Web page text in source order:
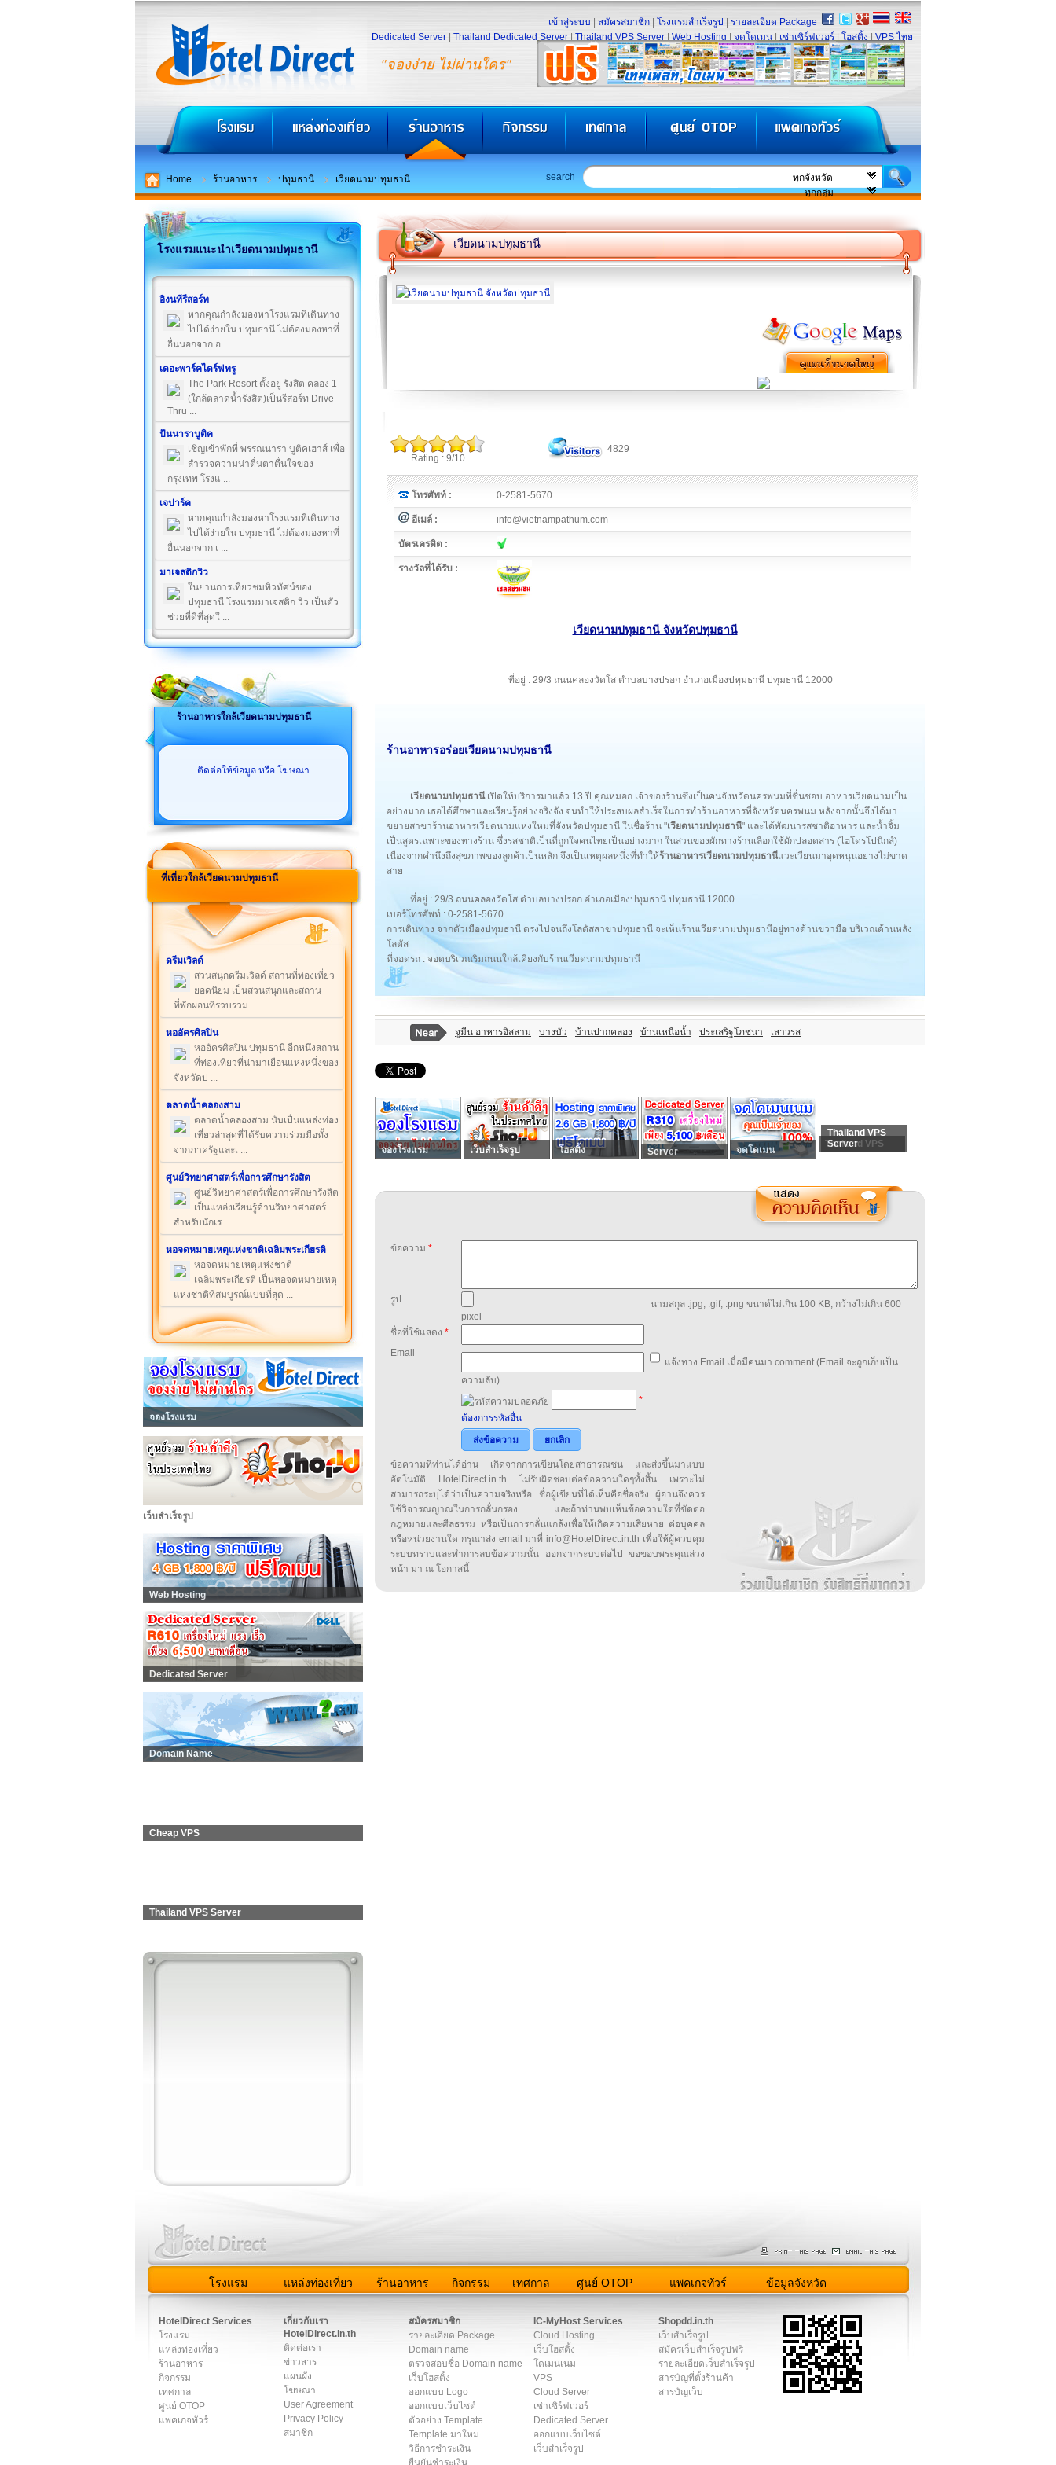
"จองง่าย ไม่ผ่านใคร"
เข้าสู่ระบบ สมัครสมาชิก โรงแรมสำเร็จรูป
รายละเอียด Package
Dedicated Server
Thailand Dedicated Server Thailand VPS Server Web Hosting จดโดเมน เช่าเซิร์ฟเวอร์ โฮสติ้ง VPS ไทย
Home ร้านอาหาร ปทุมธานี เวียดนามปทุมธานี search
โรงแรมแนะนำเวียดนามปทุมธานี
อิงนทีรีสอร์ท
หากคุณกำลังมองหาโรงแรมที่เดินทาง
ไปได้ง่ายใน ปทุมธานี ไม่ต้องมองหาที่
อื่นนอกจาก อ ...
เดอะพาร์คไดร์ฟทรู
The Park Resort ตั้งอยู่ รังสิต คลอง 1
(ใกล้ตลาดน้ำรังสิต)เป็นรีสอร์ท Drive-
Thru ...
ปันนาราบูติค
เชิญเข้าพักที่ พรรณนารา บูติคเฮาส์ เพื่อ
สำรวจความน่าตื่นตาตื่นใจของ
กรุงเทพ โรงแ ...
เจปาร์ค
หากคุณกำลังมองหาโรงแรมที่เดินทาง
ไปได้ง่ายใน ปทุมธานี ไม่ต้องมองหาที่
อื่นนอกจาก เ ...
มาเจสติกวิว
ในย่านการเที่ยวชมทิวทัศน์ของ
ปทุมธานี โรงแรมมาเจสติก วิว เป็นตัว
ช่วยที่ดีที่สุดใ ...
ร้านอาหารใกล้เวียดนามปทุมธานี
ติดต่อให้ข้อมูล หรือ โฆษณา
ที่เที่ยวใกล้เวียดนามปทุมธานี
ดรีมเวิลด์
สวนสนุกดรีมเวิลด์ สถานที่ท่องเที่ยว
ยอดนิยม เป็นสวนสนุกและสถาน
ที่พักผ่อนที่รวบรวม ...
หออัครศิลปิน
หออัครศิลปิน ปทุมธานี อีกหนึ่งสถาน
ที่ท่องเที่ยวที่น่ามาเยือนแห่งหนึ่งของ
จังหวัดป ...
ตลาดน้ำคลองสาม
ตลาดน้ำคลองสาม นับเป็นแหล่งท่อง
เที่ยวล่าสุดที่ได้รับความร่วมมือทั้ง
จากภาครัฐและเ ...
ศูนย์วิทยาศาสตร์เพื่อการศึกษารังสิต
ศูนย์วิทยาศาสตร์เพื่อการศึกษารังสิต
เป็นแหล่งเรียนรู้ด้านวิทยาศาสตร์
สำหรับนักเร ...
หอจดหมายเหตุแห่งชาติเฉลิมพระเกียรติ
หอจดหมายเหตุแห่งชาติ
เฉลิมพระเกียรติ เป็นหอจดหมายเหตุ
แห่งชาติที่สมบูรณ์แบบที่สุด ...
จองโรงแรม
เว็บสำเร็จรูป
Web Hosting
Dedicated Server
Domain Name
Cheap VPS
Thailand VPS Server
เวียดนามปทุมธานี
Rating : 9/10
4829
โทรศัพท์ : 0-2581-5670
อีเมล์ : info@vietnampathum.com
บัตรเครดิต :
รางวัลที่ได้รับ :
เวียดนามปทุมธานี จังหวัดปทุมธานี
ที่อยู่ : 29/3 ถนนคลองวัดโส ตำบลบางปรอก อำเภอเมืองปทุมธานี ปทุมธานี 12000
ร้านอาหารอร่อยเวียดนามปทุมธานี
เวียดนามปทุมธานีเปิดให้บริการมาแล้ว 13 ปี คุณหมอก เจ้าของร้านซึ่งเป็นคนจังหวัดนครพนมที่ชื่นชอบ อาหารเวียดนามเป็น
อย่างมาก เธอได้ศึกษาและเรียนรู้อย่างจริงจัง จนทำให้ประสบผลสำเร็จในการทำร้านอาหารที่จังหวัดนครพนม หลังจากนั้นจึงได้มา
ขยายสาขาร้านอาหารเวียดนามแห่งใหม่ที่จังหวัดปทุมธานี ในชื่อร้าน "เวียดนามปทุมธานี" และได้พัฒนารสชาติอาหาร และน้ำจิ้ม
เป็นสูตรเฉพาะของทางร้าน ซึ่งรสชาติเป็นที่ถูกใจคนไทยเป็นอย่างมาก ในส่วนของผักทางร้านเลือกใช้ผักปลอดสาร (ไฮโดรโปนิกส์)
เนื่องจากคำนึงถึงสุขภาพของลูกค้าเป็นหลัก จึงเป็นเหตุผลหนึ่งที่ทำให้ร้านอาหารเวียดนามปทุมธานีแวะเวียนมาอุดหนุนอย่างไม่ขาด
สาย
ที่อยู่ : 29/3 ถนนคลองวัดโส ตำบลบางปรอก อำเภอเมืองปทุมธานี ปทุมธานี 12000
เบอร์โทรศัพท์ : 0-2581-5670
การเดินทาง จากตัวเมืองปทุมธานี ตรงไปจนถึงโลตัสสาขาปทุมธานี จะเห็นร้านเวียดนามปทุมธานีอยู่ทางด้านขวามือ บริเวณด้านหลัง
โลตัส
ที่จอดรถ : จอดบริเวณริมถนนใกล้เคียงกับร้านเวียดนามปทุมธานี
จูมีน อาหารอิสลาม บางบัว บ้านปากคลอง บ้านเหนือน้ำ ประเสริฐโภชนา เสาวรส
จองโรงแรม เว็บสำเร็จรูป โฮสติ้ง Server จดโดเมน
Thailand VPS
Thailand VPS
Server
ข้อความ *
รูป
นามสกุล .jpg, .gif, .png ขนาด์ไม่เกิน 100 KB, กว้างไม่เกิน 600
pixel
ชื่อที่ใช้แสดง *
Email
แจ้งทาง Email เมื่อมีคนมา comment (Email จะถูกเก็บเป็น
ความลับ)
*
ต้องการรหัสอื่น
ส่งข้อความ
ยกเลิก
ข้อความที่ท่านได้อ่าน เกิดจากการเขียนโดยสาธารณชน และส่งขึ้นมาแบบ
อัตโนมัติ HotelDirect.in.th ไม่รับผิดชอบต่อข้อความใดๆทั้งสิ้น เพราะไม่
สามารถระบุได้ว่าเป็นความจริงหรือ ชื่อผู้เขียนที่ได้เห็นคือชื่อจริง ผู้อ่านจึงควร
ใช้วิจารณญาณในการกลั่นกรอง และถ้าท่านพบเห็นข้อความใดที่ขัดต่อ
กฎหมายและศีลธรรม หรือเป็นการกลั่นแกล้งเพื่อให้เกิดความเสียหาย ต่อบุคคล
หรือหน่วยงานใด กรุณาส่ง email มาที่ info@HotelDirect.in.th เพื่อให้ผู้ควบคุม
ระบบทราบและทำการลบข้อความนั้น ออกจากระบบต่อไป ขอขอบพระคุณล่วง
หน้า มา ณ โอกาสนี้
โรงแรม แหล่งท่องเที่ยว ร้านอาหาร กิจกรรม เทศกาล ศูนย์ OTOP แพคเกจทัวร์ ข้อมูลจังหวัด
HotelDirect Services
โรงแรม
แหล่งท่องเที่ยว
ร้านอาหาร
กิจกรรม
เทศกาล
ศูนย์ OTOP
แพคเกจทัวร์
เกี่ยวกับเรา
HotelDirect.in.th
ติดต่อเรา
ข่าวสาร
แผนผัง
โฆษณา
User Agreement
Privacy Policy
สมาชิก
สมัครสมาชิก
รายละเอียด Package
Domain name
ตรวจสอบชื่อ Domain name
เว็บโฮสติ้ง
ออกแบบ Logo
ออกแบบเว็บไซต์
ตัวอย่าง Template
Template มาใหม่
วิธีการชำระเงิน
ยืนยันชำระเงิน
IC-MyHost Services
Cloud Hosting
เว็บโฮสติ้ง
โดเมนเนม
VPS
Cloud Server
เช่าเซิร์ฟเวอร์
Dedicated Server
ออกแบบเว็บไซต์
เว็บสำเร็จรูป
Shopdd.in.th
เว็บสำเร็จรูป
สมัครเว็บสำเร็จรูปฟรี
รายละเอียดเว็บสำเร็จรูป
สารบัญที่ตั้งร้านค้า
สารบัญเว็บ